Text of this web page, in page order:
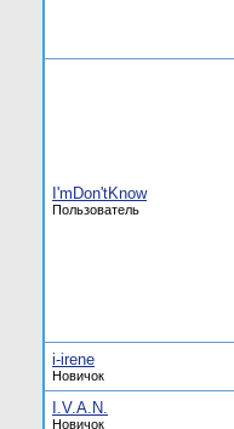
I'mDon'tKnow
Пользователь
i-irene
Новичок
I.V.A.N.
Новичок